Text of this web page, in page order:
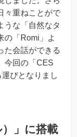
々重ねことがで
うな「自然なタ
の「Romi」よ
た会話ができる
今回の「CES
びとなりまし
」に搭載